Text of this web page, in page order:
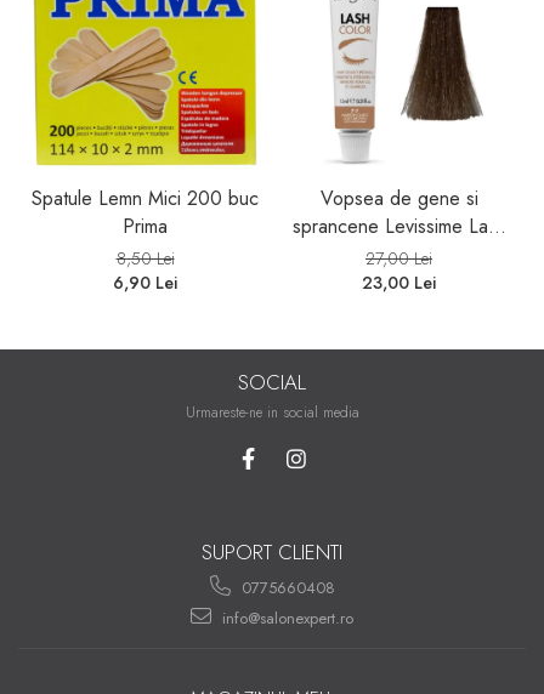
Spatule Lemn Mici 200 buc
Prima
8,50 Lei
6,90 Lei
Vopsea de gene si
sprancene Levissime Lash
Color 7-7 Maro Deschis
15ml
27,00 Lei
23,00 Lei
SOCIAL
Urmareste-ne in social media
SUPORT CLIENTI
0775660408
info@salonexpert.ro